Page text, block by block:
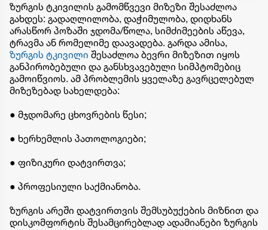
ზურგის ტკივილის გამომწვევი მიზეზი შესაძლოა
გახდეს: გადაღლილობა, დაჭიმულობა, დიდხანს
არასწორ პოზაში ჯდომა/წოლა, სიმძიმეების აწევა,
ტრავმა ან რომელიმე დაავადება. გარდა ამისა,
ზურგის ტკივილი შესაძლოა ბევრი მიზეზით იყოს
განპირობებული და განსხვავებული სიმპტომებიც
გამოიწვიოს. ამ პრობლემის ყველაზე გავრცელებულ
მიზეზებად სახელდება:
● მჯდომარე ცხოვრების წესი;
● ხერხემლის პათოლოგიები;
● ფიზიკური დატვირთვა;
● პროფესიული საქმიანობა.
ზურგის არეში დატვირთვის შემსუბუქების მიზნით და
დისკომფორტის შესამცირებლად ადამიანები ზურგის